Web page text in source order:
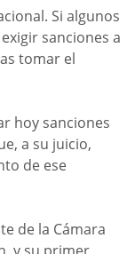
Si algunos
sanciones a
tomar el
hoy sanciones
a su juicio,
de ese
de la Cámara
y su primer